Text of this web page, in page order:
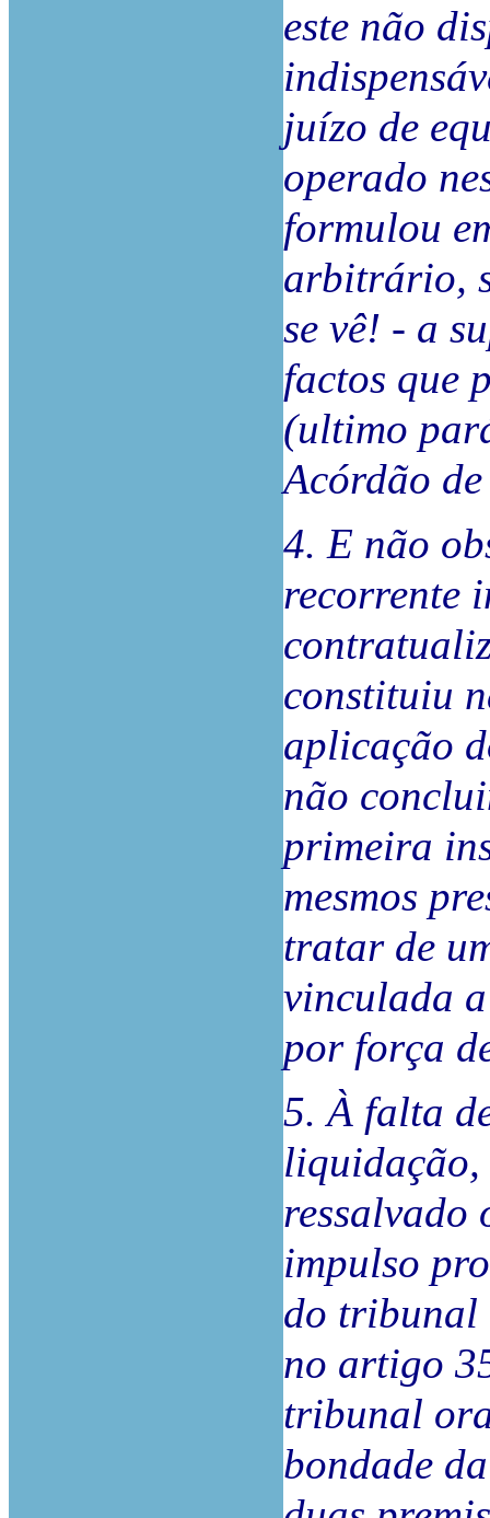
este não
juízo de
operado
formulou
arbitrário,
se vê! - a
factos que
(ultimo
Acórdão
4. E não
recorrente
constituiu
aplicação
não
primeira
mesmos
tratar de
vinculada
por força
5. À falta
liquidação,
ressalvado
impulso
do tribunal
no artigo
tribunal
bondade